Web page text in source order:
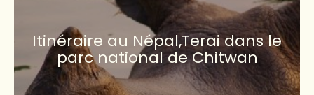
Itinéraire au Népal,Terai dans le
parc national de Chitwan